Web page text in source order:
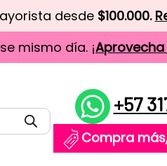
desde $100.000.
mismo día. ¡
+57
Compra